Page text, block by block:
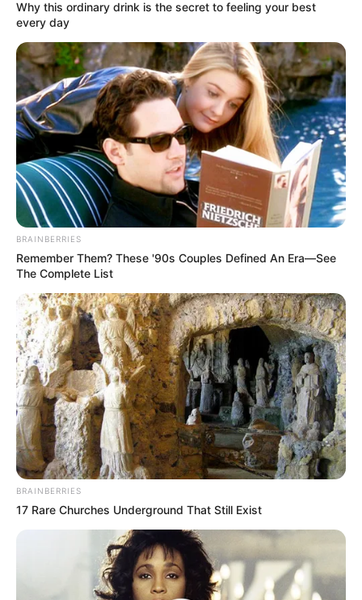
ΣΠΑΜΕ ΤΟ ΜΑΤΡΙΞ – ΤΟ ΒΙΒΛΙΟ
Why this ordinary drink is the secret to feeling your best
every day
BRAINBERRIES
Remember Them? These '90s Couples Defined An Era—See
The Complete List
BRAINBERRIES
17 Rare Churches Underground That Still Exist